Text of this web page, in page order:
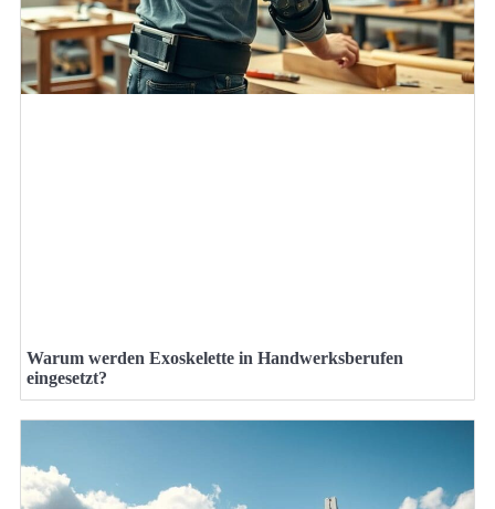
Warum werden Exoskelette in Handwerksberufen
eingesetzt?